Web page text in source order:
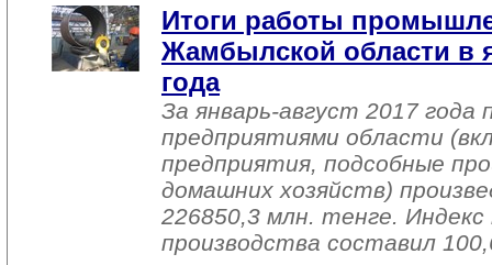
Итоги работы
Жамбылской области в
года
За январь-август 2017
предприятиями области
предприятия, подсобные
домашних хозяйств)
226850,3 млн. тенге.
производства составил